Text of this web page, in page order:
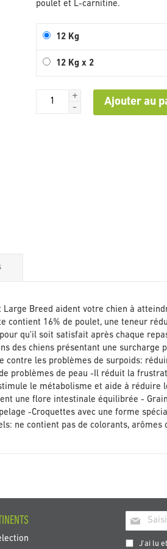
poulet et L-carnitine.
12 Kg
12 Kg x 2
+
-
Ajouter au
Breed aident votre chien à
contient 16% de poulet, une teneur
qu'il soit satisfait après chaque
des chiens présentant une surcharge
contre les problèmes de surpoids:
problèmes de peau -Il réduit la
le métabolisme et aide à réduire
une flore intestinale équilibrée -
-Croquettes avec une forme
ne contient pas de colorants,
Inscription
à
notreJ'ai lu